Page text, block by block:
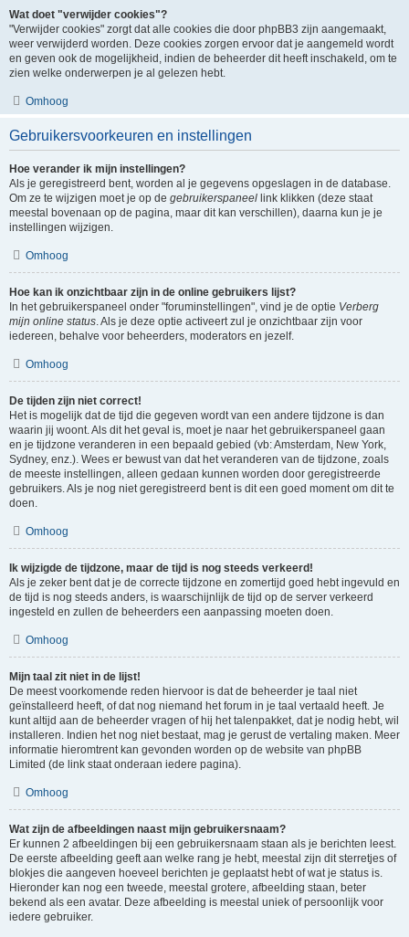
Wat doet "verwijder cookies"?
"Verwijder cookies" zorgt dat alle cookies die door phpBB3 zijn aangemaakt,
weer verwijderd worden. Deze cookies zorgen ervoor dat je aangemeld wordt
en geven ook de mogelijkheid, indien de beheerder dit heeft inschakeld, om te
zien welke onderwerpen je al gelezen hebt.
Omhoog
Gebruikersvoorkeuren en instellingen
Hoe verander ik mijn instellingen?
Als je geregistreerd bent, worden al je gegevens opgeslagen in de database.
Om ze te wijzigen moet je op de gebruikerspaneel link klikken (deze staat
meestal bovenaan op de pagina, maar dit kan verschillen), daarna kun je je
instellingen wijzigen.
Omhoog
Hoe kan ik onzichtbaar zijn in de online gebruikers lijst?
In het gebruikerspaneel onder "foruminstellingen", vind je de optie Verberg
mijn online status . Als je deze optie activeert zul je onzichtbaar zijn voor
iedereen, behalve voor beheerders, moderators en jezelf.
Omhoog
De tijden zijn niet correct!
Het is mogelijk dat de tijd die gegeven wordt van een andere tijdzone is dan
waarin jij woont. Als dit het geval is, moet je naar het gebruikerspaneel gaan
en je tijdzone veranderen in een bepaald gebied (vb: Amsterdam, New York,
Sydney, enz.). Wees er bewust van dat het veranderen van de tijdzone, zoals
de meeste instellingen, alleen gedaan kunnen worden door geregistreerde
gebruikers. Als je nog niet geregistreerd bent is dit een goed moment om dit te
doen.
Omhoog
Ik wijzigde de tijdzone, maar de tijd is nog steeds verkeerd!
Als je zeker bent dat je de correcte tijdzone en zomertijd goed hebt ingevuld en
de tijd is nog steeds anders, is waarschijnlijk de tijd op de server verkeerd
ingesteld en zullen de beheerders een aanpassing moeten doen.
Omhoog
Mijn taal zit niet in de lijst!
De meest voorkomende reden hiervoor is dat de beheerder je taal niet
geïnstalleerd heeft, of dat nog niemand het forum in je taal vertaald heeft. Je
kunt altijd aan de beheerder vragen of hij het talenpakket, dat je nodig hebt, wil
installeren. Indien het nog niet bestaat, mag je gerust de vertaling maken. Meer
informatie hieromtrent kan gevonden worden op de website van phpBB
Limited (de link staat onderaan iedere pagina).
Omhoog
Wat zijn de afbeeldingen naast mijn gebruikersnaam?
Er kunnen 2 afbeeldingen bij een gebruikersnaam staan als je berichten leest.
De eerste afbeelding geeft aan welke rang je hebt, meestal zijn dit sterretjes of
blokjes die aangeven hoeveel berichten je geplaatst hebt of wat je status is.
Hieronder kan nog een tweede, meestal grotere, afbeelding staan, beter
bekend als een avatar. Deze afbeelding is meestal uniek of persoonlijk voor
iedere gebruiker.